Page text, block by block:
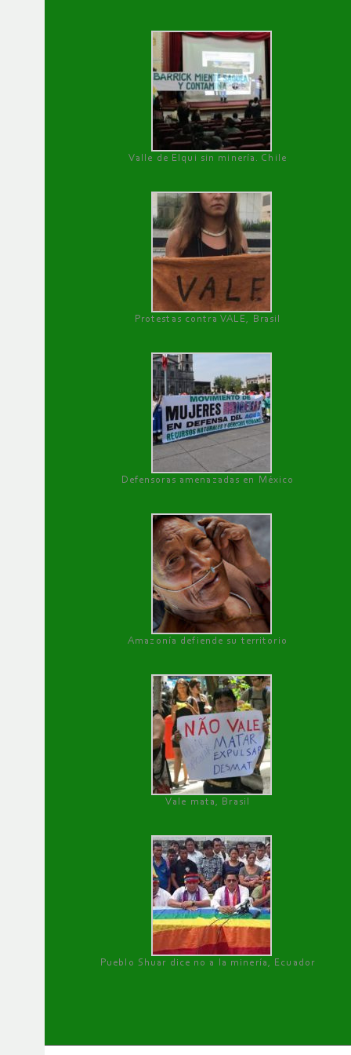
Valle de Elqui sin minería. Chile
Protestas contra VALE, Brasil
Defensoras amenazadas en México
Amazonía defiende su territorio
Vale mata, Brasil
Pueblo Shuar dice no a la minería, Ecuador